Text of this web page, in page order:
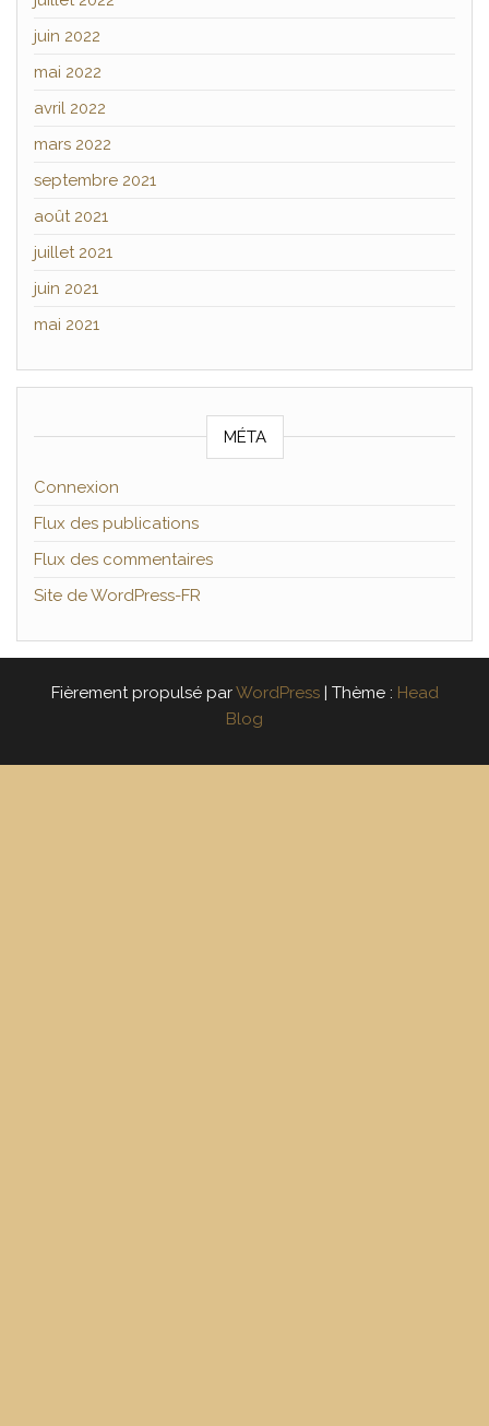
juin 2022
mai 2022
avril 2022
mars 2022
septembre 2021
août 2021
juillet 2021
juin 2021
mai 2021
MÉTA
Connexion
Flux des publications
Flux des commentaires
Site de WordPress-FR
Fièrement propulsé parWordPress | Thème : Head
Blog